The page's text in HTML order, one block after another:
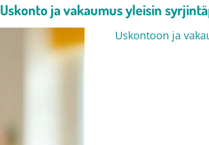
Uskonto ja vakaumus yleisin
Uskontoon ja